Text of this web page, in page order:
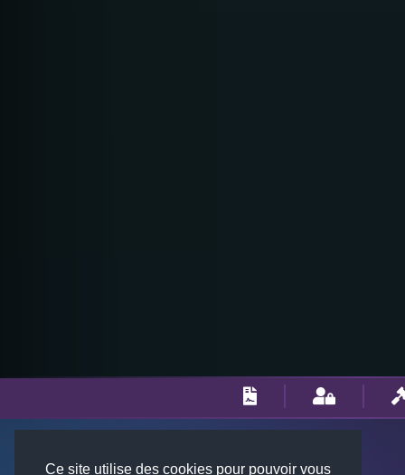
Ce site utilise des cookies pour pouvoir vous